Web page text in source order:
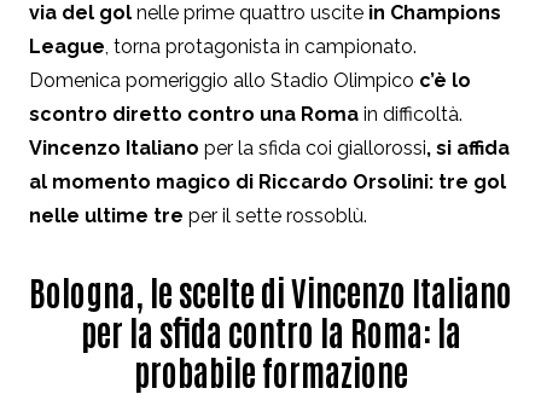
via del gol nelle prime quattro uscite in Champions
League, torna protagonista in campionato.
Domenica pomeriggio allo Stadio Olimpico c’è lo
scontro diretto contro una Roma in difficoltà.
Vincenzo Italiano per la sfida coi giallorossi, si affida
al momento magico di Riccardo Orsolini: tre gol
nelle ultime tre per il sette rossoblù.
Bologna, le scelte di Vincenzo Italiano
per la sfida contro la Roma: la
probabile formazione